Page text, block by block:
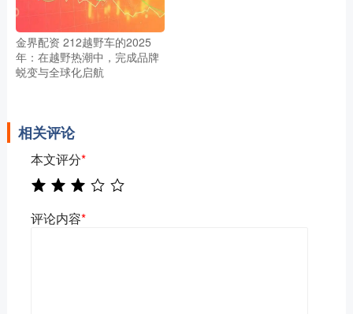
金界配资 212越野车的2025
年：在越野热潮中，完成品牌
蜕变与全球化启航
相关评论
本文评分*
评论内容*